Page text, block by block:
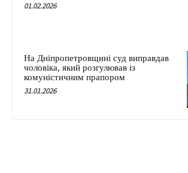
01.02.2026
На Дніпропетровщині суд виправдав
чоловіка, який розгулював із
комуністичним прапором
31.01.2026